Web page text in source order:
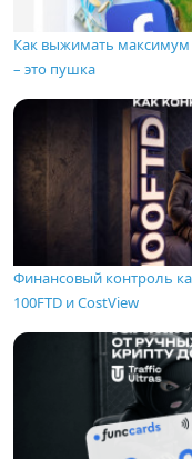
Как выжимать максимум
– это пушка
Финансовый контроль
100FTD и CostView